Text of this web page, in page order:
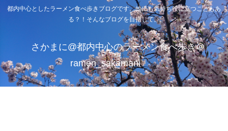
都内中心としたラーメン食べ歩きブログです。他にも気持ち役に立つこともあ
る？！そんなブログを目指して。
さかまに@都内中心のラーメン食べ歩き＠
ramen_sakamani